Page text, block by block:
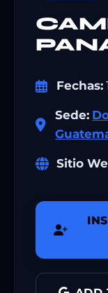
Fechas:
Sede:
Sitio